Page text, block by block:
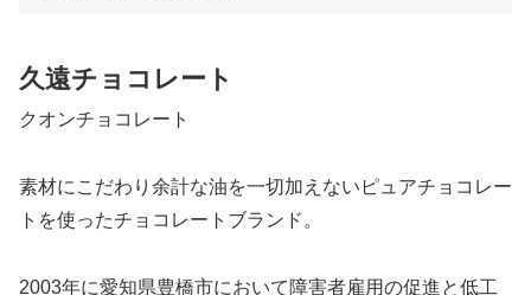
久遠チョコレート
クオンチョコレート
素材にこだわり余計な油を一切加えないピュアチョコレー
トを使ったチョコレートブランド。
2003年に愛知県豊橋市において障害者雇用の促進と低工